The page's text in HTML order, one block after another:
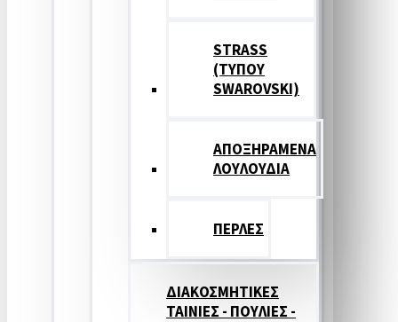
STRASS
(ΤΥΠΟΥ
SWAROVSKI)
ΑΠΟΞΗΡΑΜΕΝΑ
ΛΟΥΛΟΥΔΙΑ
ΠΕΡΛΕΣ
ΔΙΑΚΟΣΜΗΤΙΚΕΣ
ΤΑΙΝΙΕΣ - ΠΟΥΛΙΕΣ -